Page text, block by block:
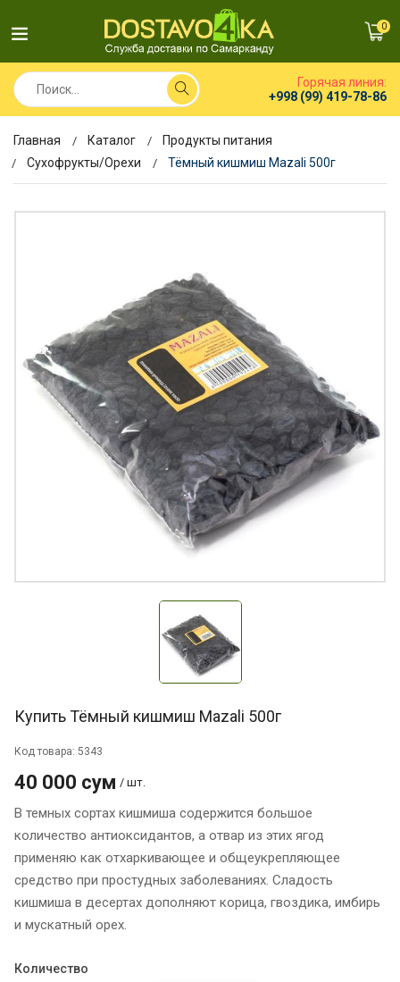
0
Горячая линия:
+998 (99) 419-78-86
Главная Каталог
Продукты питания
Сухофрукты/Орехи
Тёмный кишмиш Mazali 500г
Купить Тёмный кишмиш Mazali 500г
Код товара: 5343
40 000 сум / шт.
В темных сортах кишмиша содержится большое
количество антиоксидантов, а отвар из этих ягод
применяю как отхаркивающее и общеукрепляющее
средство при простудных заболеваниях. Сладость
кишмиша в десертах дополняют корица, гвоздика, имбирь
и мускатный орех.
Количество